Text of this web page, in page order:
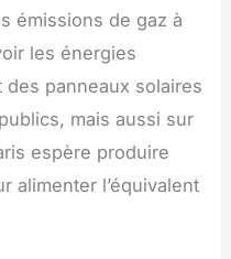
émissions de gaz à
les énergies
des panneaux solaires
mais aussi sur
espère produire
alimenter l’équivalent